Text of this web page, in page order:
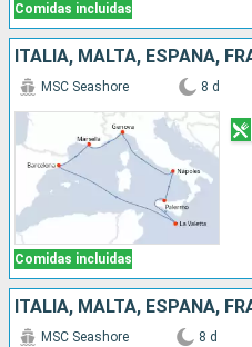
Comidas incluidas
ITALIA, MALTA, ESPAÑA,
Comidas incluidas
MSC Seashore 8 d
ITALIA, MALTA, ESPAÑA,
MSC Seashore 8 d